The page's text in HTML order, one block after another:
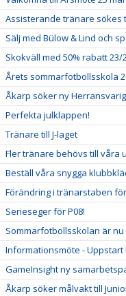
Assisterande tränare sökes
Sälj med Bülow & Lind och
Skokväll med 50% rabatt 23/2
Årets sommarfotbollsskola
Åkarp söker ny Herransvarig
Perfekta julklappen!
Tränare till J-laget
Fler tränare behövs till våra
Beställ våra snygga
Förändring i tränarstaben
Serieseger för P08!
Sommarfotbollsskolan är
Informationsmöte - Uppstart
GameInsight ny
Åkarp söker målvakt till